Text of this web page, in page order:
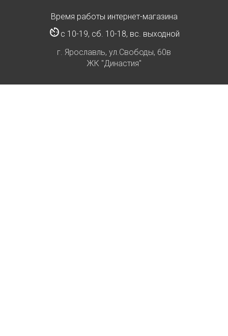
Время работы интернет-магазина
с 10-19, сб. 10-18, вс. выходной
г. Ярославль, ул.Свободы, 60в
ЖК "Династия"